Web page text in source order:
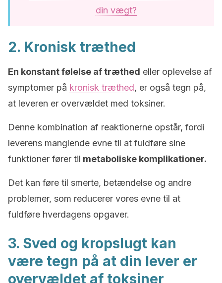
din vægt?
2. Kronisk træthed
En konstant følelse af træthed eller oplevelse af
symptomer på kronisk træthed, er også tegn på,
at leveren er overvældet med toksiner.
Denne kombination af reaktionerne opstår, fordi
leverens manglende evne til at fuldføre sine
funktioner fører til metaboliske komplikationer.
Det kan føre til smerte, betændelse og andre
problemer, som reducerer vores evne til at
fuldføre hverdagens opgaver.
3. Sved og kropslugt kan
være tegn på at din lever er
overvældet af toksiner